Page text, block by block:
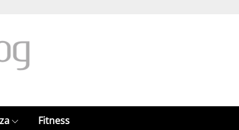
Fitness